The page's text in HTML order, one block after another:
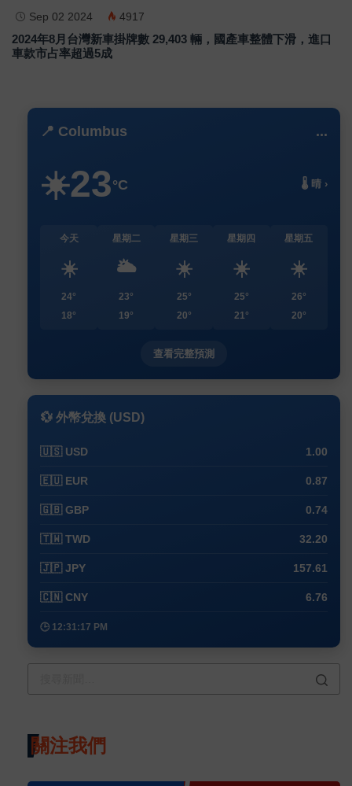
Sep 02 2024 4917
2024年8月台灣新車掛牌數 29,403 輛，國產車整體下滑，進口
車款市占率超過5成
📍 Columbus ...
☀️23°C 🌡️ 晴 ›
今天
☀️
24°
18°
星期二
🌥️
23°
19°
星期三
☀️
25°
20°
星期四
☀️
25°
21°
星期五
☀️
26°
20°
查看完整預測
💱 外幣兌換 (USD)
🇺🇸 USD 1.00
🇪🇺 EUR 0.87
🇬🇧 GBP 0.74
🇹🇼 TWD 32.20
🇯🇵 JPY 157.61
🇨🇳 CNY 6.76
🕒 12:31:17 PM
關注我們